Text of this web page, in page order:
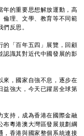
的重要思想解放運動，高
倫理、文學、教育等不同範
反思。
「百年五四」展覽，回顧
認識其對近代中國發展的影
，國家自強不息，逐步在
益強大，今天已躍居全球第
持，成為香港在國際金融
布粵港澳大灣區發展規劃綱
，香港與國家整個系統連接